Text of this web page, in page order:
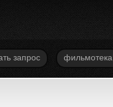
запрос фильмотека